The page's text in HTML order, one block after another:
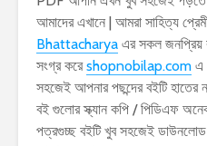
আমাদের এখানে | আমরা সাহিত্য
Bhattacharya এর সকল জনপ্রিয়
সংগ্র করেshopnobilap.com এ
সহজেই আপনার পছন্দের বইটি
বই গুলোর স্ক্যান কপি / পিডিএফ
পত্রগুচ্ছ বইটি খুব সহজেই